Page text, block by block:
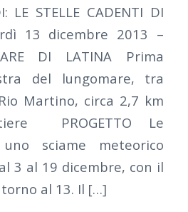
LE STELLE CADENTI DI
13 dicembre 2013 –
DI LATINA Prima
del lungomare, tra
Martino, circa 2,7 km
PROGETTO Le
sciame meteorico
3 al 19 dicembre, con il
al 13. Il […]